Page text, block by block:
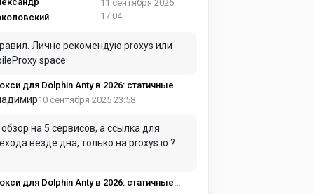
11 сентября 2025
17:04
Лично рекомендую proxys или
space
корректный GEO и стабильные сессии
10 сентября 2025 23:58
обзор на 5 сервисов, а ссылка для
везде дна, только на proxys.io ?